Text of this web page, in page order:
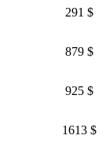
291 $
879 $
925 $
1613 $